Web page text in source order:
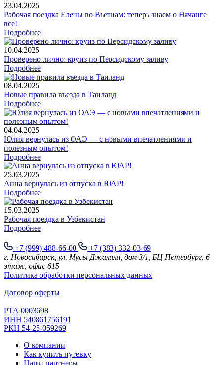
23.04.2025
Рабочая поездка Елены во Вьетнам: теперь знаем о Нячанге
все!
Подробнее
10.04.2025
Проверено лично: круиз по Персидскому заливу
Подробнее
08.04.2025
Новые правила въезда в Таиланд
Подробнее
04.04.2025
Юлия вернулась из ОАЭ — с новыми впечатлениями и
полезным опытом!
Подробнее
25.03.2025
Анна вернулась из отпуска в ЮАР!
Подробнее
15.03.2025
Рабочая поездка в Узбекистан
Подробнее
+7 (999) 488-66-00
+7 (383) 332-03-69
г. Новосибирск, ул. Мусы Джалиля, дом 3/1, БЦ Петербург, 6
этаж, офис 615
Политика обработки персональных данных
Договор оферты
РТА 0003698
ИНН 540861756191
РКН 54-25-059269
О компании
Как купить путевку
Наши партнеры